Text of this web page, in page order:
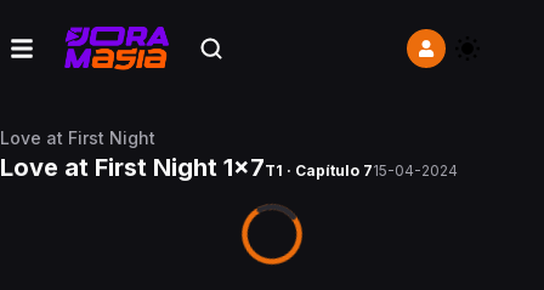
Love at First Night
Love at First Night 1x7T1 · Capítulo 715-04-2024